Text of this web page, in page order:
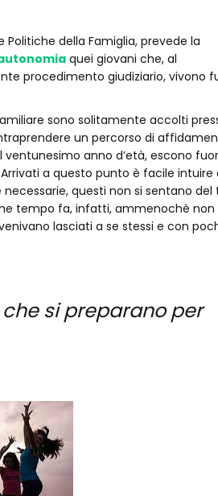
della Famiglia, prevede la
quei giovani che, al
procedimento giudiziario, vivono
sono solitamente accolti
un percorso di
anno d’età, escono
a questo punto è facile intuire
questi non si sentano
tempo fa, infatti, ammenochè non
lasciati a se stessi e con
si preparano per